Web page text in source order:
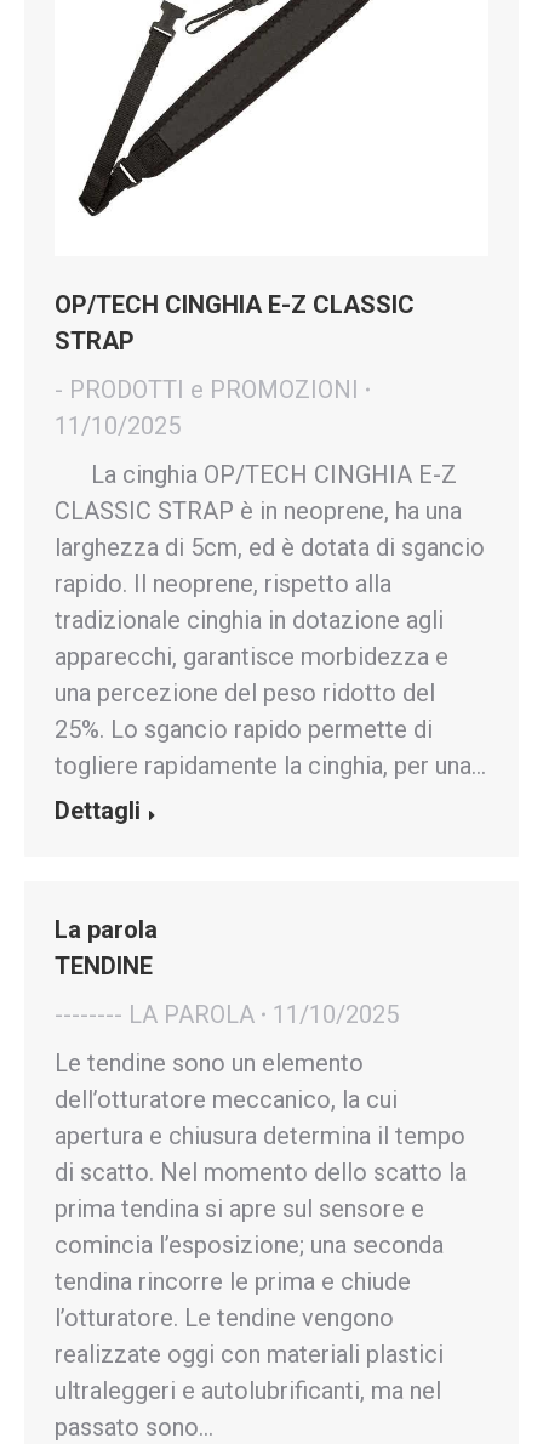
OP/TECH CINGHIA E-Z CLASSIC
STRAP
- PRODOTTI e PROMOZIONI
11/10/2025
La cinghia OP/TECH CINGHIA E-Z
CLASSIC STRAP è in neoprene, ha una
larghezza di 5cm, ed è dotata di sgancio
rapido. Il neoprene, rispetto alla
tradizionale cinghia in dotazione agli
apparecchi, garantisce morbidezza e
una percezione del peso ridotto del
25%. Lo sgancio rapido permette di
togliere rapidamente la cinghia, per una…
Dettagli
La parola
TENDINE
-------- LA PAROLA
11/10/2025
Le tendine sono un elemento
dell’otturatore meccanico, la cui
apertura e chiusura determina il tempo
di scatto. Nel momento dello scatto la
prima tendina si apre sul sensore e
comincia l’esposizione; una seconda
tendina rincorre le prima e chiude
l’otturatore. Le tendine vengono
realizzate oggi con materiali plastici
ultraleggeri e autolubrificanti, ma nel
passato sono…